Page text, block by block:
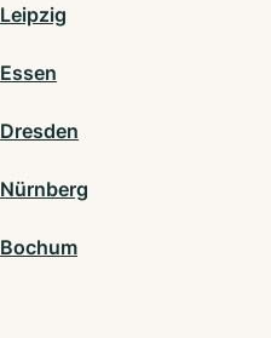
Leipzig
Essen
Dresden
Nürnberg
Bochum